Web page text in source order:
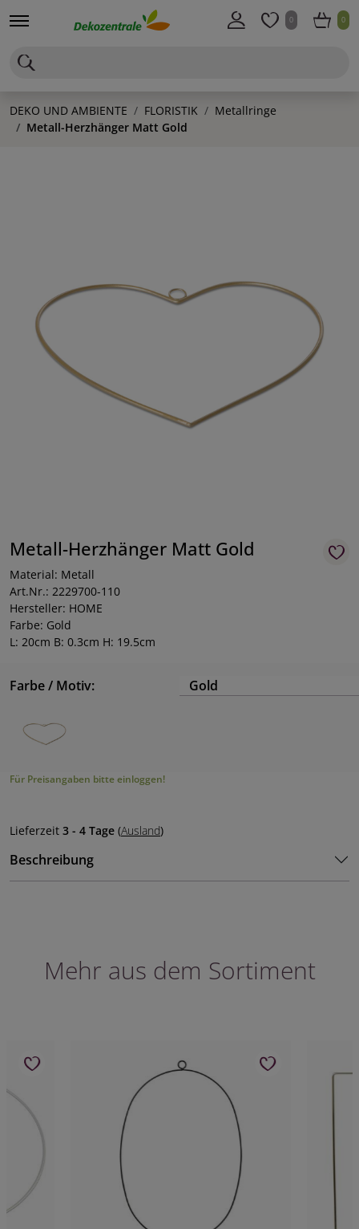
0 0
DEKO UND AMBIENTE FLORISTIK
Metallringe
Metall-Herzhänger Matt Gold
Metall-Herzhänger Matt Gold
Material: Metall
Art.Nr.: 2229700-110
Hersteller: HOME
Farbe: Gold
L: 20cm B: 0.3cm H: 19.5cm
Farbe / Motiv: Gold
Für Preisangaben bitte einloggen!
Lieferzeit 3 - 4 Tage (Ausland)
Beschreibung
Mehr aus dem Sortiment